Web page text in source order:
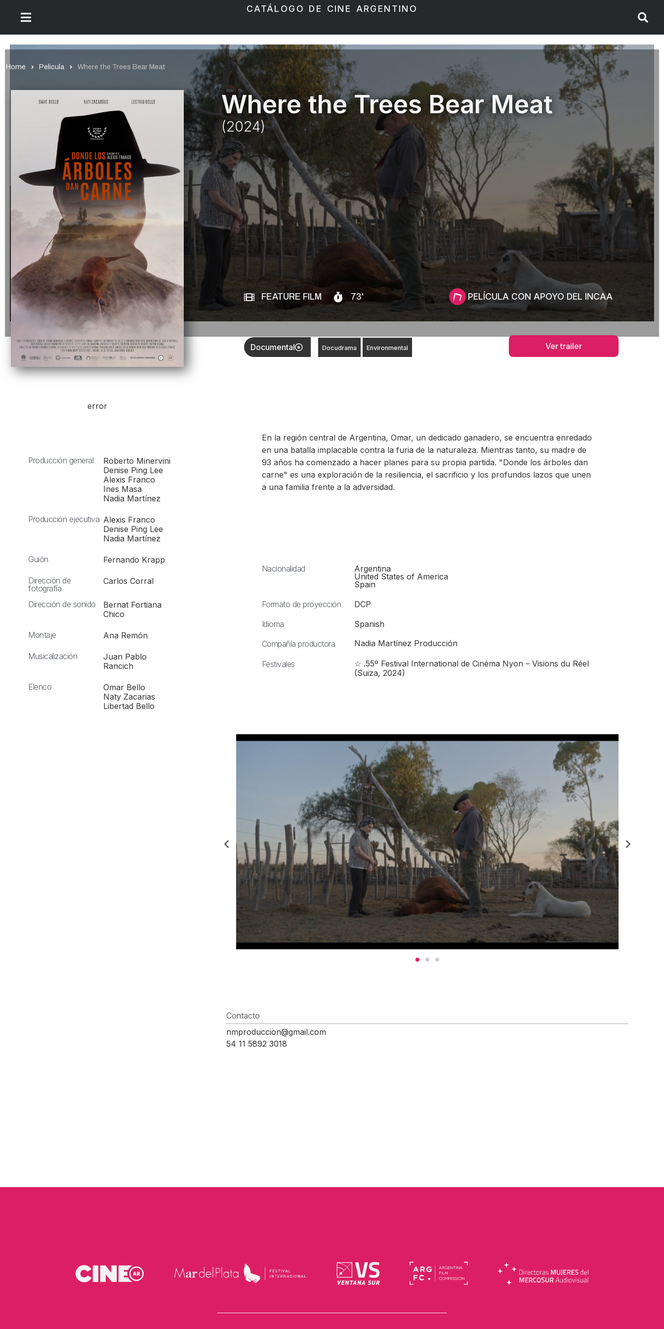
CATÁLOGO DE CINE ARGENTINO
Home Pelicula Where the Trees Bear Meat
Where the Trees Bear Meat
(2024)
FEATURE FILM 73' PELÍCULA CON APOYO DEL INCAA
Documental Docudrama Environmental Ver trailer
error
Producción general
Roberto Minervini
Denise Ping Lee
Alexis Franco
Ines Masa
Nadia Martínez
Producción ejecutiva Alexis Franco
Denise Ping Lee
Nadia Martínez
Guión Fernando Krapp
Dirección de
fotografía
Carlos Corral
Dirección de sonido
Bernat Fortiana
Chico
Montaje Ana Remón
Musicalización
Juan Pablo
Rancich
Elenco
Omar Bello
Naty Zacarias
Libertad Bello
En la región central de Argentina, Omar, un dedicado ganadero, se encuentra enredado
en una batalla implacable contra la furia de la naturaleza. Mientras tanto, su madre de
93 años ha comenzado a hacer planes para su propia partida. "Donde los árboles dan
carne" es una exploración de la resiliencia, el sacrificio y los profundos lazos que unen
a una familia frente a la adversidad.
Nacionalidad
Argentina
United States of America
Spain
Formato de proyección
DCP
Idioma
Spanish
Compañía productora
Nadia Martínez Producción
Festivales
☆ .55º Festival International de Cinéma Nyon – Visions du Réel
(Suiza, 2024)
Contacto
nmproduccion@gmail.com
54 11 5892 3018